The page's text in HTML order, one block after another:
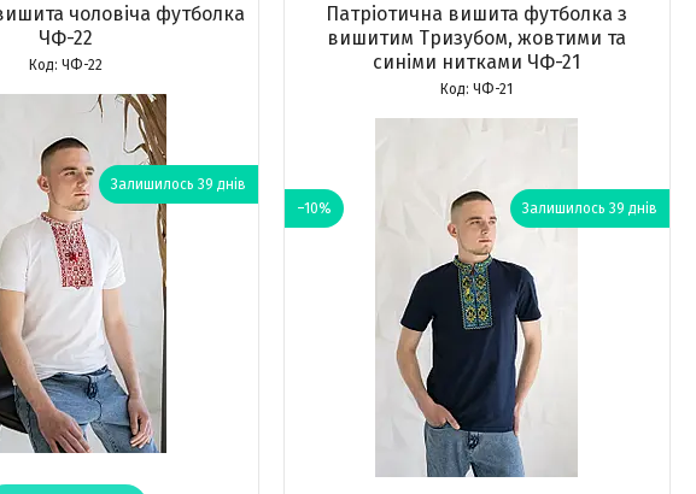
чоловіча футболка
ЧФ-22
ЧФ-22
Залишилось 39 днів
Патріотична вишита футболка з
вишитим Тризубом, жовтими та
синіми нитками ЧФ-21
ЧФ-21
–10% Залишилось 39 днів